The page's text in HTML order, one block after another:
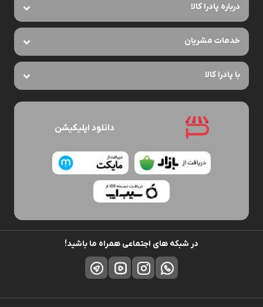
درباره پادرا کالا
خدمات مشریان
با پادرا کالا
دانلود اپلیکیشن
در شبکه های اجتماعی همراه ما باشید!